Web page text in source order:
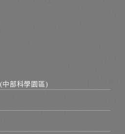
中部科學園區)